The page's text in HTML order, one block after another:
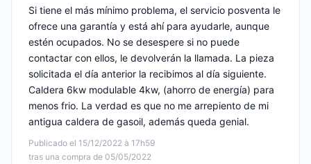
Publicado el 15/12/2022 à 17h59
tras una compra de 05/05/2022
Si tiene el más mínimo problema, el servicio posventa le
ofrece una garantía y está ahí para ayudarle, aunque
estén ocupados. No se desespere si no puede
contactar con ellos, le devolverán la llamada. La pieza
solicitada el día anterior la recibimos al día siguiente.
Caldera 6kw modulable 4kw, (ahorro de energía) para
menos frio. La verdad es que no me arrepiento de mi
antigua caldera de gasoil, además queda genial.